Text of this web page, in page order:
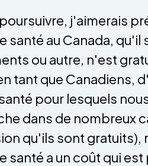
j'aimerais
santé au Canada, qu'il
ou autre, n'est
tant que Canadiens,
pour lesquels
dans de nombreux
qu'ils sont gratuits),
santé a un coût qui